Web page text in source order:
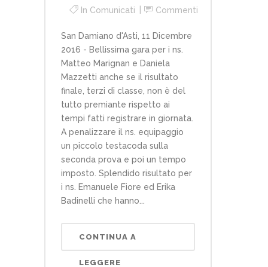
In Comunicati Commenti
San Damiano d'Asti, 11 Dicembre
2016 - Bellissima gara per i ns.
Matteo Marignan e Daniela
Mazzetti anche se il risultato
finale, terzi di classe, non è del
tutto premiante rispetto ai
tempi fatti registrare in giornata.
A penalizzare il ns. equipaggio
un piccolo testacoda sulla
seconda prova e poi un tempo
imposto. Splendido risultato per
i ns. Emanuele Fiore ed Erika
Badinelli che hanno...
CONTINUA A
LEGGERE